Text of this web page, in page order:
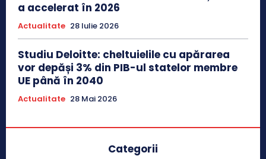
a accelerat în 2026
Actualitate 28 Iulie 2026
Studiu Deloitte: cheltuielile cu apărarea
vor depăși 3% din PIB-ul statelor membre
UE până în 2040
Actualitate 28 Mai 2026
Categorii